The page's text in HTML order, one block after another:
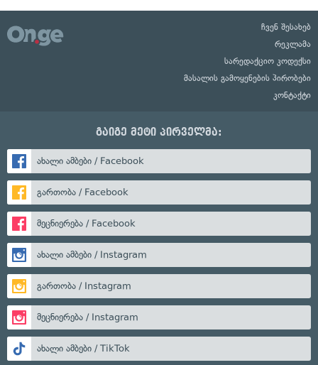
ჩვენ შესახებ
რეკლამა
სარედაქციო კოდექსი
მასალის გამოყენების პირობები
კონტაქტი
გაიგე მეტი პირველმა:
ახალი ამბები / Facebook
გართობა / Facebook
მეცნიერება / Facebook
ახალი ამბები / Instagram
გართობა / Instagram
მეცნიერება / Instagram
ახალი ამბები / TikTok